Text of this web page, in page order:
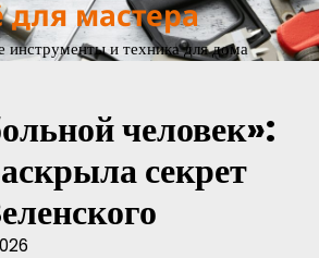
для мастера
инструменты и техника для дома
человек»:
секрет